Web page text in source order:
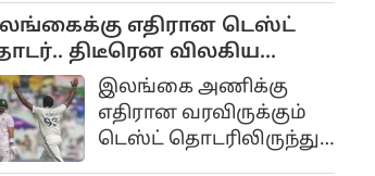
டி20 கிரிக்கெட்
திருவிழாவின் பத்தாவது
சீசன் இன்று ஆகஸ்ட்
4ஆம் தேதி
கோலாகலமாக
தொடங்குகிறது.
எதிரான டெஸ்ட்
திடீரென விலகிய
என்ன காரணம்?
இலங்கை அணிக்கு
எதிரான வரவிருக்கும்
டெஸ்ட் தொடரிலிருந்து